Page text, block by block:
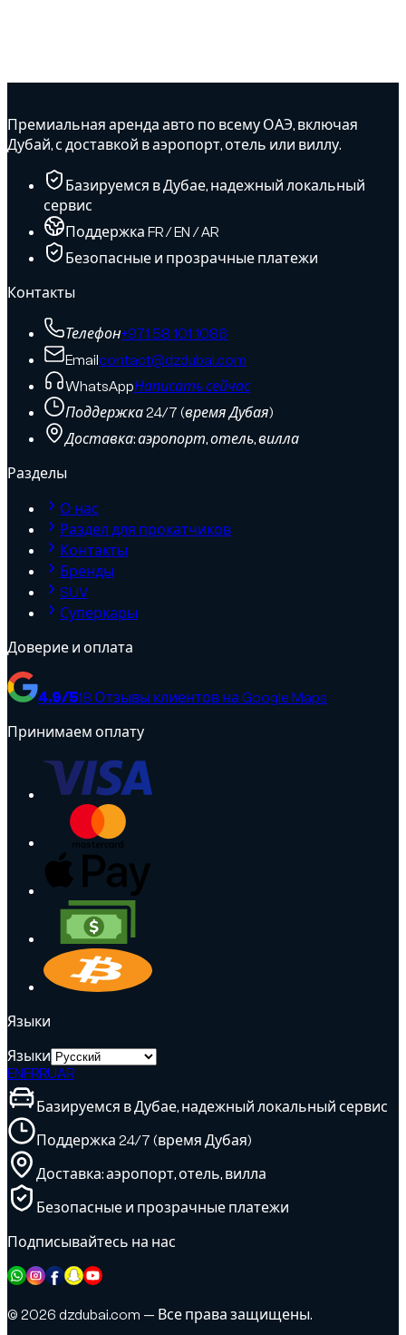
Премиальная аренда авто по всему ОАЭ, включая
Дубай, с доставкой в аэропорт, отель или виллу.
Базируемся в Дубае, надежный локальный
сервис
Поддержка FR / EN / AR
Безопасные и прозрачные платежи
Контакты
Телефон+971 58 101 1086
Email contact@dzdubai.com
WhatsAppНаписать сейчас
Поддержка 24/7 (время Дубая)
Доставка: аэропорт, отель, вилла
Разделы
О нас
Раздел для прокатчиков
Контакты
Бренды
SUV
Суперкары
Доверие и оплата
4.9/518 Отзывы клиентов на Google Maps
Принимаем оплату
Языки
Языки
EN FRRUAR
Базируемся в Дубае, надежный локальный сервис
Поддержка 24/7 (время Дубая)
Доставка: аэропорт, отель, вилла
Безопасные и прозрачные платежи
Подписывайтесь на нас
© 2026 dzdubai.com — Все права защищены.